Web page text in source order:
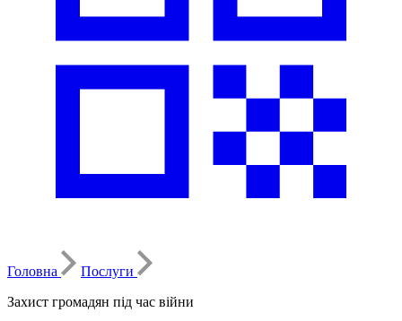
Головна
Послуги
Захист громадян під час війни